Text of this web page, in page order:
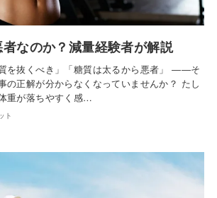
なのか？減量経験者が解説
を抜くべき」「糖質は太るから悪者」 ――そ
の正解が分からなくなっていませんか？ たし
重が落ちやすく感…
ト